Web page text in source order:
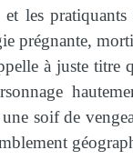
et les
prégnante,
à juste titre
soif de